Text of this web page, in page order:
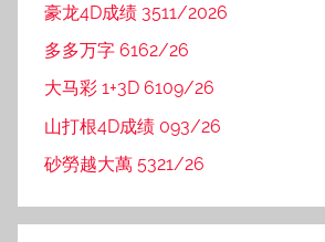
豪龙4D成绩 3511/2026
多多万字 6162/26
大马彩 1+3D 6109/26
山打根4D成绩 093/26
砂勞越大萬 5321/26